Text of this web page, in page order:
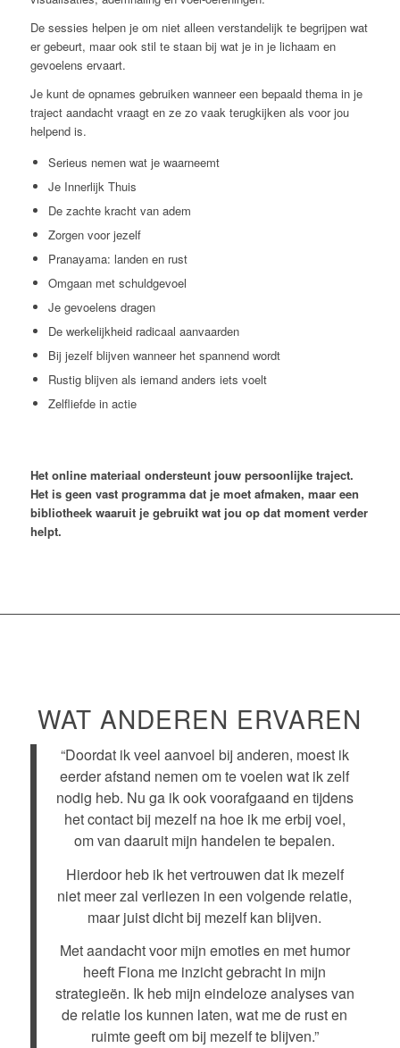
De sessies helpen je om niet alleen verstandelijk te begrijpen wat
er gebeurt, maar ook stil te staan bij wat je in je lichaam en
gevoelens ervaart.
Je kunt de opnames gebruiken wanneer een bepaald thema in je
traject aandacht vraagt en ze zo vaak terugkijken als voor jou
helpend is.
Serieus nemen wat je waarneemt
Je Innerlijk Thuis
De zachte kracht van adem
Zorgen voor jezelf
Pranayama: landen en rust
Omgaan met schuldgevoel
Je gevoelens dragen
De werkelijkheid radicaal aanvaarden
Bij jezelf blijven wanneer het spannend wordt
Rustig blijven als iemand anders iets voelt
Zelfliefde in actie
Het online materiaal ondersteunt jouw persoonlijke traject.
Het is geen vast programma dat je moet afmaken, maar een
bibliotheek waaruit je gebruikt wat jou op dat moment verder
helpt.
WAT ANDEREN ERVAREN
“Doordat ik veel aanvoel bij anderen, moest ik
eerder afstand nemen om te voelen wat ik zelf
nodig heb. Nu ga ik ook voorafgaand en tijdens
het contact bij mezelf na hoe ik me erbij voel,
om van daaruit mijn handelen te bepalen.
Hierdoor heb ik het vertrouwen dat ik mezelf
niet meer zal verliezen in een volgende relatie,
maar juist dicht bij mezelf kan blijven.
Met aandacht voor mijn emoties en met humor
heeft Fiona me inzicht gebracht in mijn
strategieën. Ik heb mijn eindeloze analyses van
de relatie los kunnen laten, wat me de rust en
ruimte geeft om bij mezelf te blijven.”